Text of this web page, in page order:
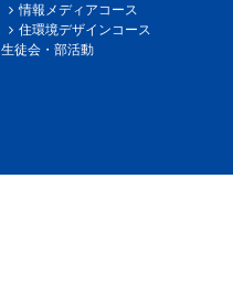
情報メディアコース
住環境デザインコース
生徒会・部活動